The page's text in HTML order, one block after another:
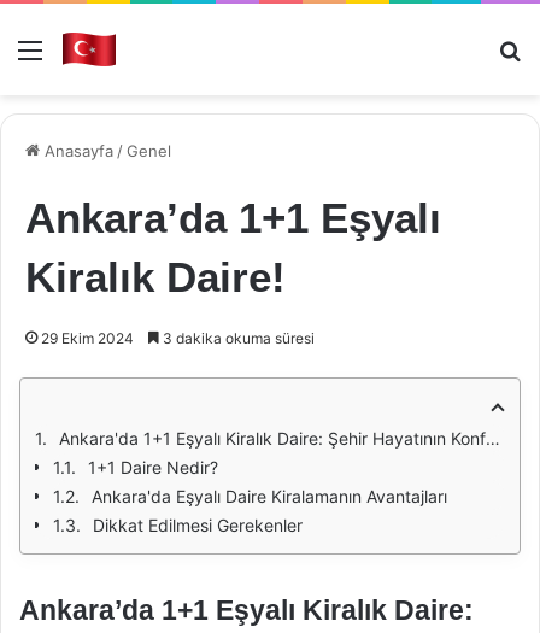
Menü
Anasayfa /Genel
Ankara’da 1+1 Eşyalı
Kiralık Daire!
29 Ekim 2024 3 dakika okuma süresi
Ankara'da 1+1 Eşyalı Kiralık Daire: Şehir Hayatının Konforu
1+1 Daire Nedir?
Ankara'da Eşyalı Daire Kiralamanın Avantajları
Dikkat Edilmesi Gerekenler
Ankara’da 1+1 Eşyalı Kiralık Daire: